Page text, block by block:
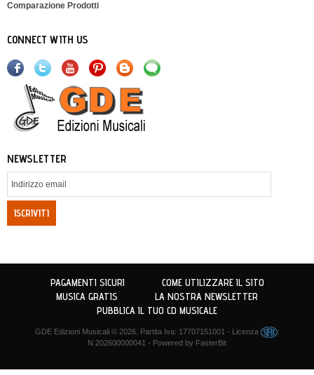
Comparazione Prodotti
CONNECT WITH US
NEWSLETTER
ISCRIVITI
PAGAMENTI SICURI
COME UTILIZZARE IL SITO
MUSICA GRATIS
LA NOSTRA NEWSLETTER
PUBBLICA IL TUO CD MUSICALE
GDE Edizioni Musicali© 2026. Partita Iva: 17707151001 - Licenza
:
N.202600000041 - Powered by FasterBit